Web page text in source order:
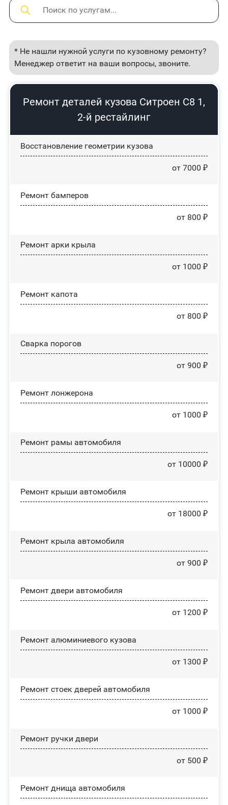
* Не нашли нужной услуги по кузовному ремонту?
Менеджер ответит на ваши вопросы, звоните.
Ремонт деталей кузова Ситроен С8 1,
2-й рестайлинг
Восстановление геометрии кузова
от 7000 ₽
Ремонт бамперов
от 800 ₽
Ремонт арки крыла
от 1000 ₽
Ремонт капота
от 800 ₽
Сварка порогов
от 900 ₽
Ремонт лонжерона
от 1000 ₽
Ремонт рамы автомобиля
от 10000 ₽
Ремонт крыши автомобиля
от 18000 ₽
Ремонт крыла автомобиля
от 900 ₽
Ремонт двери автомобиля
от 1200 ₽
Ремонт алюминиевого кузова
от 1300 ₽
Ремонт стоек дверей автомобиля
от 1000 ₽
Ремонт ручки двери
от 500 ₽
Ремонт днища автомобиля